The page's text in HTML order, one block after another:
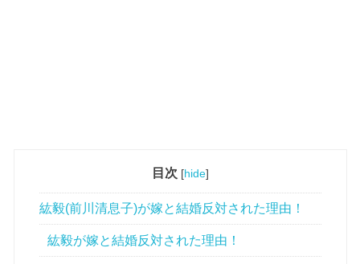
目次 [hide]
紘毅(前川清息子)が嫁と結婚反対された理由！
紘毅が嫁と結婚反対された理由！